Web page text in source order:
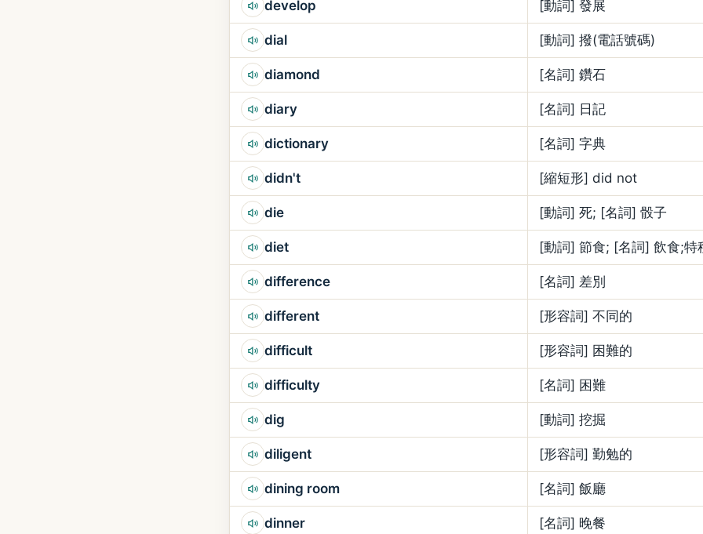
develop
dial
diamond
diary
dictionary
didn't
die
diet
difference
different
difficult
difficulty
dig
diligent
dining room
dinner
[動詞] 發展
[動詞] 撥(電話號碼)
[名詞] 鑽石
[名詞] 日記
[名詞] 字典
[縮短形] did not
[動詞] 死; [名詞] 骰子
[動詞] 節食; [名詞] 飲食;特
[名詞] 差別
[形容詞] 不同的
[形容詞] 困難的
[名詞] 困難
[動詞] 挖掘
[形容詞] 勤勉的
[名詞] 飯廳
[名詞] 晚餐